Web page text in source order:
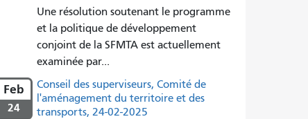
Une résolution soutenant le programme
et la politique de développement
conjoint de la SFMTA est actuellement
examinée par...
Feb
24
Conseil des superviseurs, Comité de
l'aménagement du territoire et des
transports, 24-02-2025